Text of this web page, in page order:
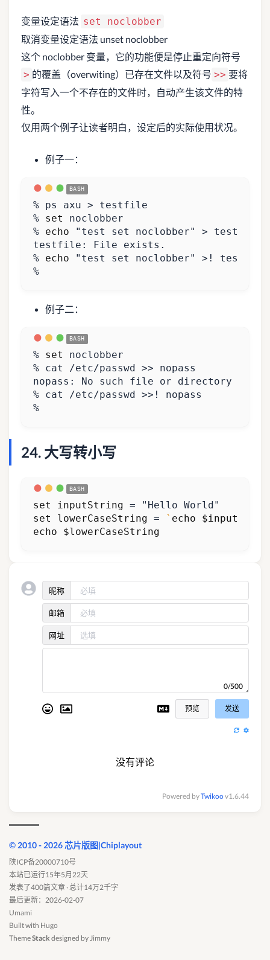
变量设定语法 set noclobber
取消变量设定语法 unset noclobber
这个 noclobber 变量，它的功能便是停止重定向符号
> 的覆盖（overwiting）已存在文件以及符号 >> 要将
字符写入一个不存在的文件时，自动产生该文件的特
性。
仅用两个例子让读者明白，设定后的实际使用状况。
例子一：
% set
% echo "test set noclobber"
% echo
"test set noclobber"
%
例子二：
% set
%
24. 大写转小写
set inputString =
"Hello World"
set
lowerCaseString = ` echo
echo
$lowerCaseString
昵称
邮箱
网址
0/500
预览 发送
没有评论
Powered byTwikoov1.6.44
© 2010 - 2026 芯片版图|Chiplayout
陕ICP备20000710号
本站已运行15年5月22天
发表了400篇文章 · 总计14万2千字
最后更新：2026-02-07
Umami
Built with Hugo
ThemeStack designed by Jimmy